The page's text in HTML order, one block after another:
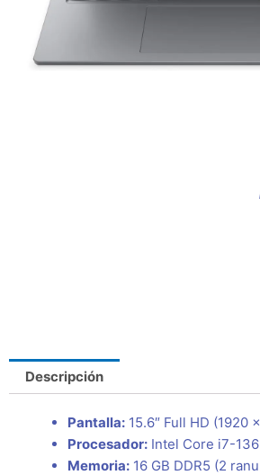
Descripción
Pantalla: 15.6″ Full HD
Procesador: Intel Core i7-
Memoria: 16 GB DDR5 (2